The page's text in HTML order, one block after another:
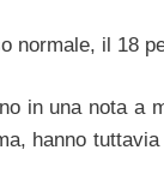
normale, il 18
in una nota
hanno